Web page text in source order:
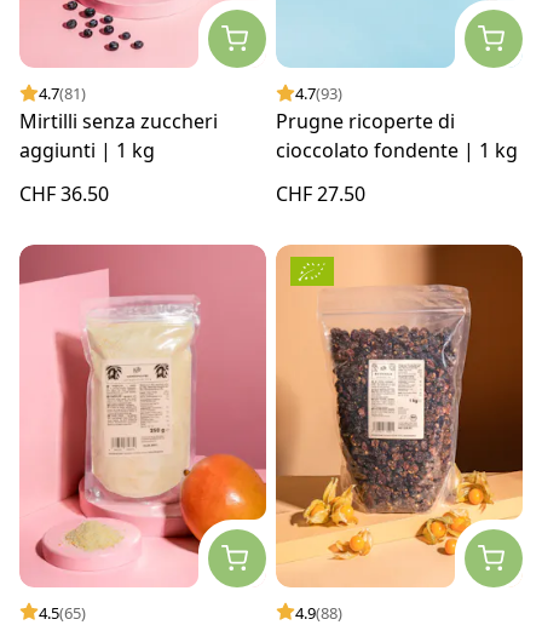
4.7(81)
Mirtilli senza zuccheri
aggiunti | 1 kg
CHF 36.50
4.7(93)
Prugne ricoperte di
cioccolato fondente | 1 kg
CHF 27.50
4.5(65) 4.9(88)